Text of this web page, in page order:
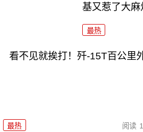
基又惹了大麻
最热
看不见就挨打！歼-15T百公里
最热 阅读